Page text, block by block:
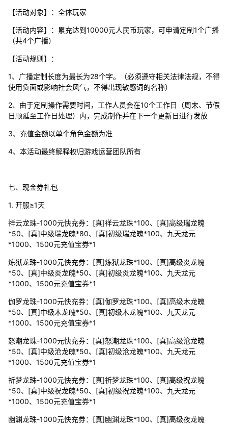
【活动对象】：全体玩家
【活动内容】：累充达到10000元人民币玩家，可申请定制1个广播
（共4个广播）
【活动规则】：
1、广播定制长度为最长为28个字。（必须遵守相关法律法规，不得
使用负面或影响社会风气，不得出现敏感词的名称）
2、由于定制操作需要时间，工作人员会在10个工作日（周末、节假
日顺延至工作日处理）内，完成制作并在下一个更新日进行发放
3、充值金额以单个角色金额为准
4、本活动最终解释权归游戏运营团队所有
七、现金券礼包
1. 开服≥1天
祥云龙珠-1000元快充券：[真]祥云龙珠*100、[真]高级瑞龙魄
*50、[真]中级瑞龙魄*80、[真]初级瑞龙魄*100、九天龙元
*1000、1500元充值宝券*1
炼狱龙珠-1000元快充券：[真]炼狱龙珠*100、[真]高级炎龙魄
*50、[真]中级炎龙魄*50、[真]初级炎龙魄*100、九天龙元
*1000、1500元充值宝券*1
伽罗龙珠-1000元快充券：[真]伽罗龙珠*100、[真]高级木龙魄
*50、[真]中级木龙魄*50、[真]初级木龙魄*100、九天龙元
*1000、1500元充值宝券*1
怒潮龙珠-1000元快充券：[真]怒潮龙珠*100、[真]高级沧龙魄
*50、[真]中级沧龙魄*50、[真]初级沧龙魄*100、九天龙元
*1000、1500元充值宝券*1
祈梦龙珠-1000元快充券：[真]祈梦龙珠*100、[真]高级祝龙魄
*50、[真]中级祝龙魄*50、[真]初级祝龙魄*100、九天龙元
*1000、1500元充值宝券*1
幽渊龙珠-1000元快充券：[真]幽渊龙珠*100、[真]高级夜龙魄